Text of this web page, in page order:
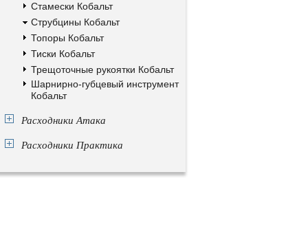
Стамески Кобальт
Струбцины Кобальт
Топоры Кобальт
Тиски Кобальт
Трещоточные рукоятки Кобальт
Шарнирно-губцевый инструмент
Кобальт
Расходники Атака
Расходники Практика